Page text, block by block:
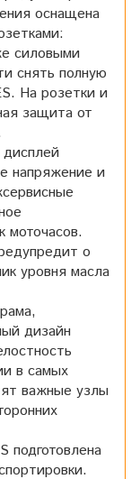
оснащена
силовыми
снять полную
На розетки и
защита от
напряжение и
моточасов.
о
уровня масла
дизайн
в самых
важные узлы
подготовлена